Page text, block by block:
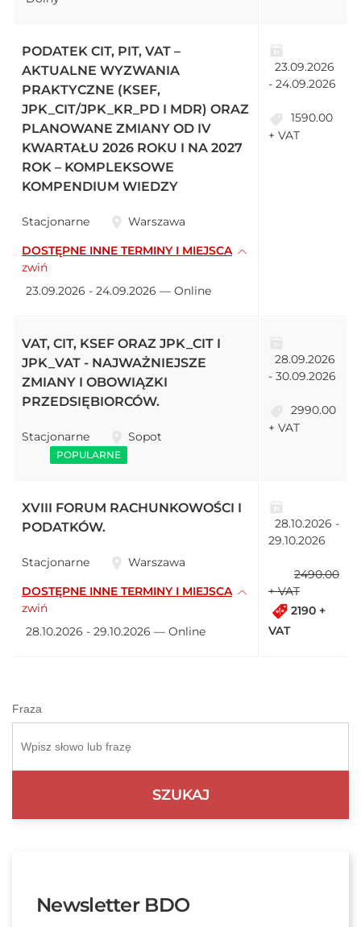
PODATEK CIT, PIT, VAT –
AKTUALNE WYZWANIA
PRAKTYCZNE (KSEF,
JPK_CIT/JPK_KR_PD I MDR) ORAZ
PLANOWANE ZMIANY OD IV
KWARTAŁU 2026 ROKU I NA 2027
ROK – KOMPLEKSOWE
KOMPENDIUM WIEDZY
Stacjonarne Warszawa
DOSTĘPNE INNE TERMINY I MIEJSCA
zwiń
23.09.2026 - 24.09.2026 — Online
23.09.2026
- 24.09.2026
1590.00
+ VAT
VAT, CIT, KSEF ORAZ JPK_CIT I
JPK_VAT - NAJWAŻNIEJSZE
ZMIANY I OBOWIĄZKI
PRZEDSIĘBIORCÓW.
Stacjonarne Sopot
POPULARNE
28.09.2026
- 30.09.2026
2990.00
+ VAT
XVIII FORUM RACHUNKOWOŚCI I
PODATKÓW.
Stacjonarne Warszawa
DOSTĘPNE INNE TERMINY I MIEJSCA
zwiń
28.10.2026 - 29.10.2026 — Online
28.10.2026 -
29.10.2026
2490.00
+ VAT
2190 +
VAT
Fraza
Newsletter BDO